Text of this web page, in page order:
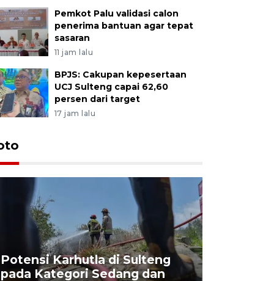
Pemkot Palu validasi calon
penerima bantuan agar tepat
sasaran
11 jam lalu
BPJS: Cakupan kepesertaan
UCJ Sulteng capai 62,60
persen dari target
17 jam lalu
Potensi Karhutla di Sulteng
pada Kategori Sedang dan